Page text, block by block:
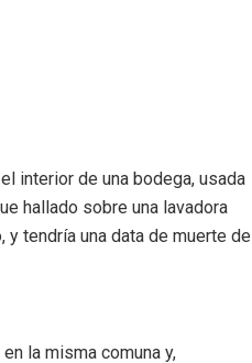
interior de una bodega, usada
hallado sobre una lavadora
tendría una data de muerte de
la misma comuna y,